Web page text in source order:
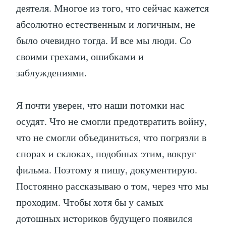
деятеля. Многое из того, что сейчас кажется
абсолютно естественным и логичным, не
было очевидно тогда. И все мы люди. Со
своими грехами, ошибками и
заблуждениями.
Я почти уверен, что наши потомки нас
осудят. Что не смогли предотвратить войну,
что не смогли объединиться, что погрязли в
спорах и склоках, подобных этим, вокруг
фильма. Поэтому я пишу, документирую.
Постоянно рассказываю о том, через что мы
проходим. Чтобы хотя бы у самых
дотошных историков будущего появился